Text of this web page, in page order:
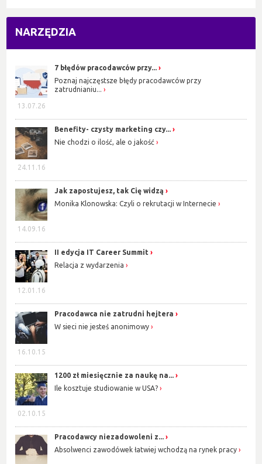
NARZĘDZIA
13.07.26
7 błędów pracodawców przy...
Poznaj najczęstsze błędy pracodawców przy
zatrudnianiu...
24.11.16
Benefity- czysty marketing czy...
Nie chodzi o ilość, ale o jakość
14.09.16
Jak zapostujesz, tak Cię widzą
Monika Klonowska: Czyli o rekrutacji w Internecie
12.01.16
II edycja IT Career Summit
Relacja z wydarzenia
16.10.15
Pracodawca nie zatrudni hejtera
W sieci nie jesteś anonimowy
02.10.15
1200 zł miesięcznie za naukę na...
Ile kosztuje studiowanie w USA?
Pracodawcy niezadowoleni z...
Absolwenci zawodówek łatwiej wchodzą na rynek pracy